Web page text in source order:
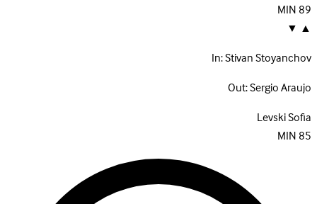
89
MIN
▲
▼
In:Stivan Stoyanchov
Out:Sergio Araujo
Levski Sofia
85
MIN